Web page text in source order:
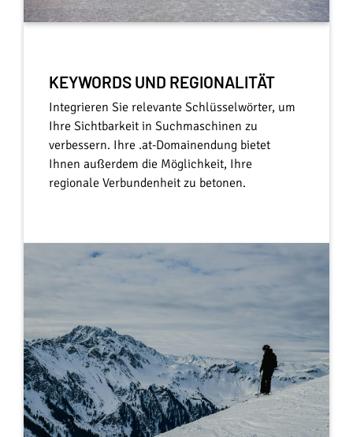
KEYWORDS UND REGIONALITÄT
Integrieren Sie relevante Schlüsselwörter, um
Ihre Sichtbarkeit in Suchmaschinen zu
verbessern. Ihre .at-Domainendung bietet
Ihnen außerdem die Möglichkeit, Ihre
regionale Verbundenheit zu betonen.